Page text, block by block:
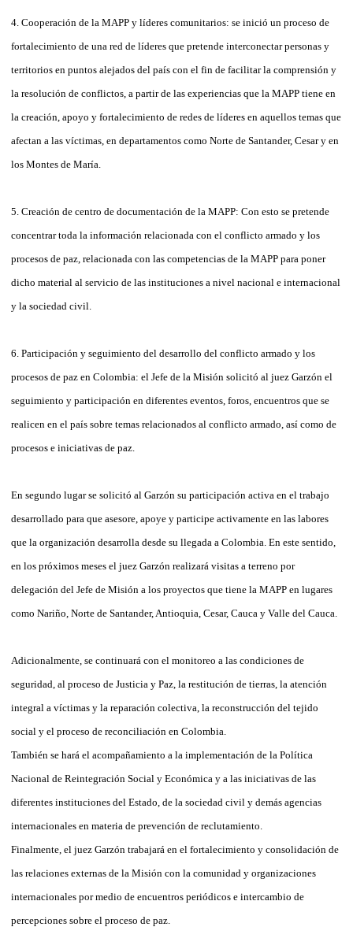
4. Cooperación de la MAPP y líderes comunitarios: se inició un proceso de
fortalecimiento de una red de líderes que pretende interconectar personas y
territorios en puntos alejados del país con el fin de facilitar la comprensión y
la resolución de conflictos, a partir de las experiencias que la MAPP tiene en
la creación, apoyo y fortalecimiento de redes de líderes en aquellos temas que
afectan a las víctimas, en departamentos como Norte de Santander, Cesar y en
los Montes de María.
5. Creación de centro de documentación de la MAPP: Con esto se pretende
concentrar toda la información relacionada con el conflicto armado y los
procesos de paz, relacionada con las competencias de la MAPP para poner
dicho material al servicio de las instituciones a nivel nacional e internacional
y la sociedad civil.
6. Participación y seguimiento del desarrollo del conflicto armado y los
procesos de paz en Colombia: el Jefe de la Misión solicitó al juez Garzón el
seguimiento y participación en diferentes eventos, foros, encuentros que se
realicen en el país sobre temas relacionados al conflicto armado, así como de
procesos e iniciativas de paz.
En segundo lugar se solicitó al Garzón su participación activa en el trabajo
desarrollado para que asesore, apoye y participe activamente en las labores
que la organización desarrolla desde su llegada a Colombia. En este sentido,
en los próximos meses el juez Garzón realizará visitas a terreno por
delegación del Jefe de Misión a los proyectos que tiene la MAPP en lugares
como Nariño, Norte de Santander, Antioquia, Cesar, Cauca y Valle del Cauca.
Adicionalmente, se continuará con el monitoreo a las condiciones de
seguridad, al proceso de Justicia y Paz, la restitución de tierras, la atención
integral a víctimas y la reparación colectiva, la reconstrucción del tejido
social y el proceso de reconciliación en Colombia.
También se hará el acompañamiento a la implementación de la Política
Nacional de Reintegración Social y Económica y a las iniciativas de las
diferentes instituciones del Estado, de la sociedad civil y demás agencias
internacionales en materia de prevención de reclutamiento.
Finalmente, el juez Garzón trabajará en el fortalecimiento y consolidación de
las relaciones externas de la Misión con la comunidad y organizaciones
internacionales por medio de encuentros periódicos e intercambio de
percepciones sobre el proceso de paz.